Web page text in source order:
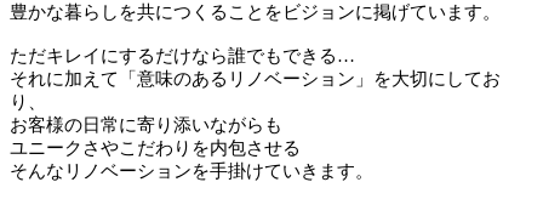
豊かな暮らしを共につくることをビジョンに掲げています。
ただキレイにするだけなら誰でもできる…
それに加えて「意味のあるリノベーション」を大切にしてお
り、
お客様の日常に寄り添いながらも
ユニークさやこだわりを内包させる
そんなリノベーションを手掛けていきます。